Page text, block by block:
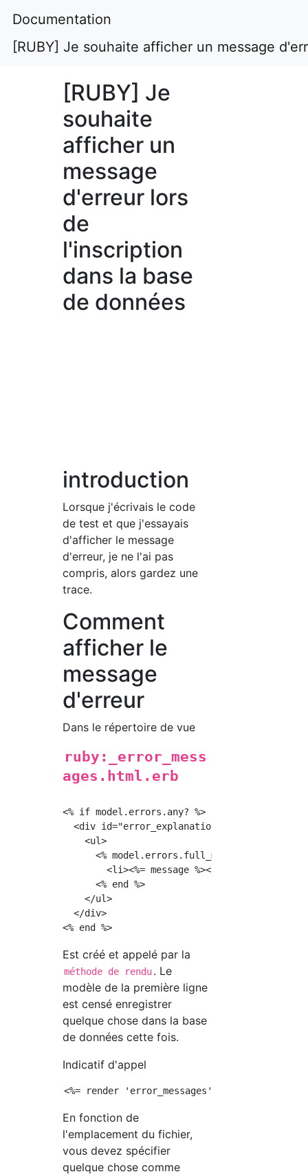
Documentation
[RUBY] Je souhaite afficher un message
[RUBY] Je
souhaite
afficher un
message
d'erreur lors
de
l'inscription
dans la base
de données
introduction
Lorsque j'écrivais le code
de test et que j'essayais
d'afficher le message
d'erreur, je ne l'ai pas
compris, alors gardez une
trace.
Comment
afficher le
message
d'erreur
Dans le répertoire de vue
ruby:_error_mess
ages.html.erb
<% if model.errors.any? %>
<div id="error_explanation" class="alert
    <ul>
<% model.errors.full_messages.each do
        <li><%= message %></li>
      <% end %>
    </ul>
  </div>
Est créé et appelé par la
méthode de rendu. Le
modèle de la première ligne
est censé enregistrer
quelque chose dans la base
de données cette fois.
Indicatif d'appel
En fonction de
l'emplacement du fichier,
vous devez spécifier
quelque chose comme